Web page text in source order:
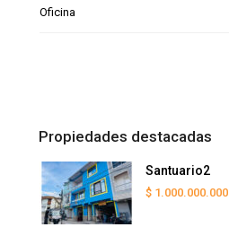
Oficina
Propiedades destacadas
Santuario2
$ 1.000.000.000